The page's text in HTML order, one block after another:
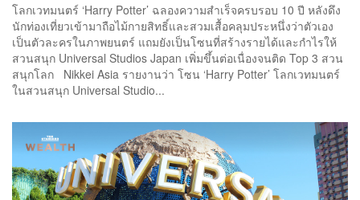
โลกเวทมนตร์ ‘Harry Potter’ ฉลองความสำเร็จครบรอบ 10 ปี หลังดึง
นักท่องเที่ยวเข้ามาถือไม้กายสิทธิ์และสวมเสื้อคลุมประหนึ่งว่าตัวเอง
เป็นตัวละครในภาพยนตร์ แถมยังเป็นโซนที่สร้างรายได้และกำไรให้
สวนสนุก Universal Studios Japan เพิ่มขึ้นต่อเนื่องจนติด Top 3 สวน
สนุกโลก Nikkei Asia รายงานว่า โซน ‘Harry Potter’ โลกเวทมนตร์
ในสวนสนุก Universal Studio...